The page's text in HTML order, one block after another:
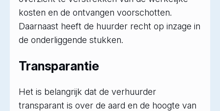
kosten en de ontvangen voorschotten.
Daarnaast heeft de huurder recht op inzage in
de onderliggende stukken.
Transparantie
Het is belangrijk dat de verhuurder
transparant is over de aard en de hoogte van